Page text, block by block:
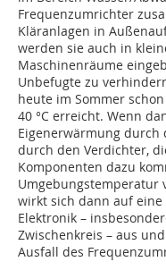
Frequenzumrichter
Kläranlagen in
werden sie auch in
Maschinenräume
Unbefugte zu
heute im Sommer
40 °C erreicht. Wenn
Eigenerwärmung durch
durch den Verdichter,
Komponenten dazu
Umgebungstemperatur
wirkt sich dann auf
Elektronik –
Zwischenkreis – aus
Ausfall des